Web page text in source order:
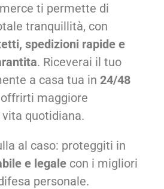
ti permette di
tranquillità, con
spedizioni rapide e
. Riceverai il tuo
a casa tua in 24/48
maggiore
quotidiana.
al caso: proteggiti in
e legale con i migliori
personale.